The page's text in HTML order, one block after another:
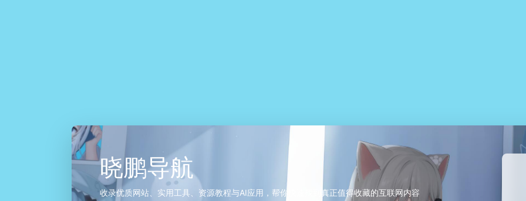
晓鹏导航
收录优质网站、实用工具、资源教程与AI应用，帮你快速找到真正值得收藏的互联网内容